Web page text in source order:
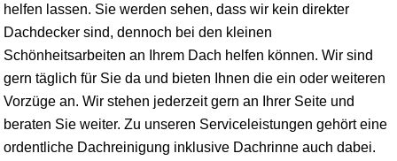
helfen lassen. Sie werden sehen, dass wir kein direkter
Dachdecker sind, dennoch bei den kleinen
Schönheitsarbeiten an Ihrem Dach helfen können. Wir sind
gern täglich für Sie da und bieten Ihnen die ein oder weiteren
Vorzüge an. Wir stehen jederzeit gern an Ihrer Seite und
beraten Sie weiter. Zu unseren Serviceleistungen gehört eine
ordentliche Dachreinigung inklusive Dachrinne auch dabei.